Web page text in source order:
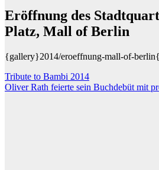
Eröffnung des
Platz, Mall of Berlin
{gallery}2014/eroeffnung-mall-of-
Beitragsnavigation
Tribute to Bambi 2014
Oliver Rath feierte sein Buchdebüt mit